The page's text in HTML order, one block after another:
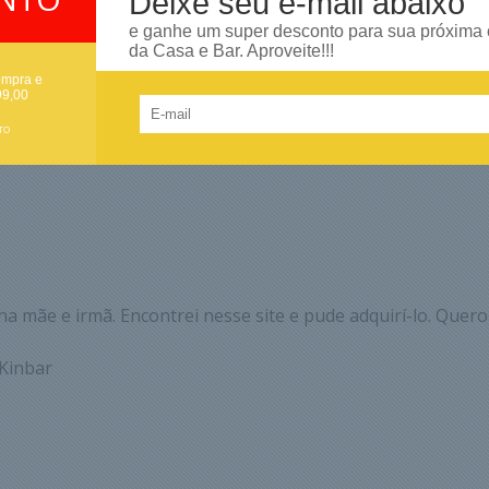
e
e ganhe um super desconto para sua próxima
da Casa e Bar. Aproveite!!!
mãe e irmã. Encontrei nesse site e pude adquirí-lo.